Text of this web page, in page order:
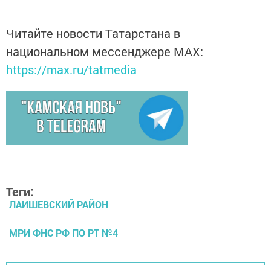
Читайте новости Татарстана в
национальном мессенджере MАХ:
https://max.ru/tatmedia
Теги:
ЛАИШЕВСКИЙ РАЙОН
МРИ ФНС РФ ПО РТ №4